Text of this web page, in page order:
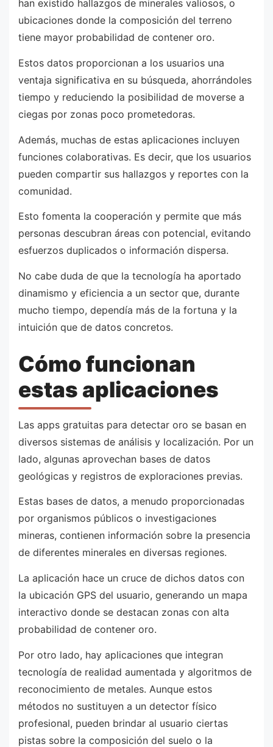
han existido hallazgos de minerales valiosos, o
ubicaciones donde la composición del terreno
tiene mayor probabilidad de contener oro.
Estos datos proporcionan a los usuarios una
ventaja significativa en su búsqueda, ahorrándoles
tiempo y reduciendo la posibilidad de moverse a
ciegas por zonas poco prometedoras.
Además, muchas de estas aplicaciones incluyen
funciones colaborativas. Es decir, que los usuarios
pueden compartir sus hallazgos y reportes con la
comunidad.
Esto fomenta la cooperación y permite que más
personas descubran áreas con potencial, evitando
esfuerzos duplicados o información dispersa.
No cabe duda de que la tecnología ha aportado
dinamismo y eficiencia a un sector que, durante
mucho tiempo, dependía más de la fortuna y la
intuición que de datos concretos.
Cómo funcionan
estas aplicaciones
Las apps gratuitas para detectar oro se basan en
diversos sistemas de análisis y localización. Por un
lado, algunas aprovechan bases de datos
geológicas y registros de exploraciones previas.
Estas bases de datos, a menudo proporcionadas
por organismos públicos o investigaciones
mineras, contienen información sobre la presencia
de diferentes minerales en diversas regiones.
La aplicación hace un cruce de dichos datos con
la ubicación GPS del usuario, generando un mapa
interactivo donde se destacan zonas con alta
probabilidad de contener oro.
Por otro lado, hay aplicaciones que integran
tecnología de realidad aumentada y algoritmos de
reconocimiento de metales. Aunque estos
métodos no sustituyen a un detector físico
profesional, pueden brindar al usuario ciertas
pistas sobre la composición del suelo o la